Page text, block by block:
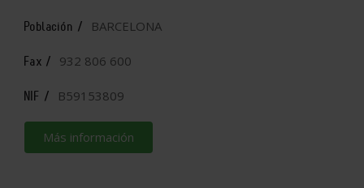
Población / BARCELONA
Fax / 932 806 600
NIF / B59153809
Más información